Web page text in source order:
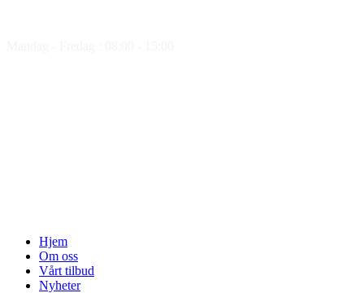
Hjem
Om oss
Vårt tilbud
Nyheter